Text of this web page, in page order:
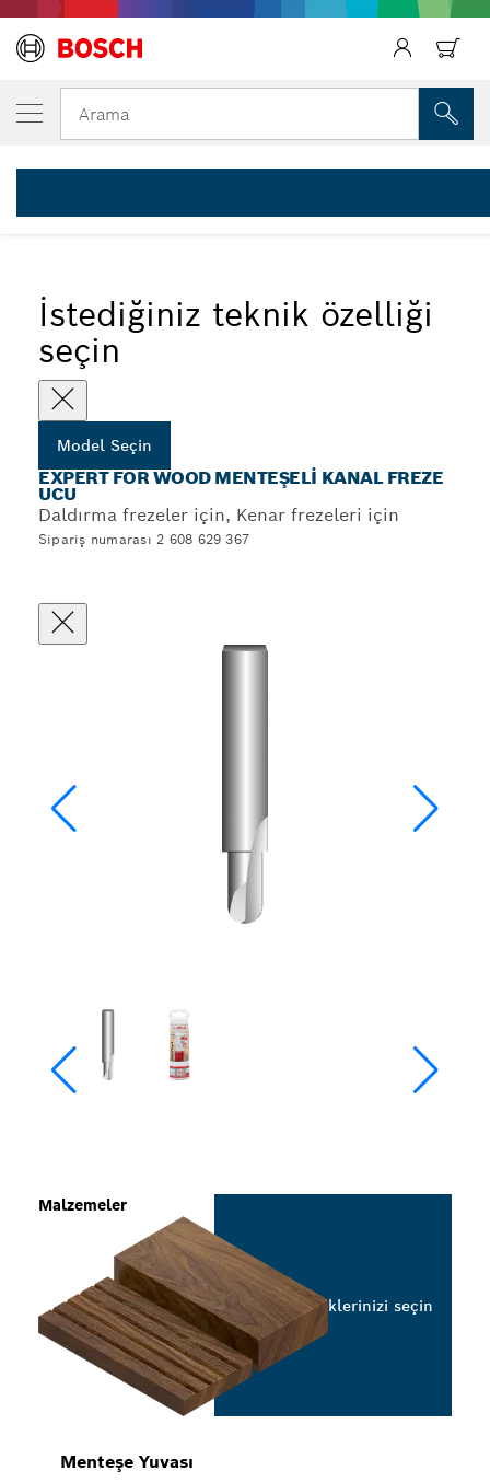
Arama
... Expert for Wood Menteşeli Kanal Freze Uçları
İstediğiniz teknik özelliği
seçin
Model Seçin
EXPERT FOR WOOD MENTEŞELI KANAL FREZE
UCU
Daldırma frezeler için, Kenar frezeleri için
Sipariş numarası 2 608 629 367
Menteşe Yuvası
Malzemeler
Seçeneklerinizi seçin
SEÇTIĞINIZ MODEL
Expert for Wood Menteşe zıvana açma
2 608 629 367